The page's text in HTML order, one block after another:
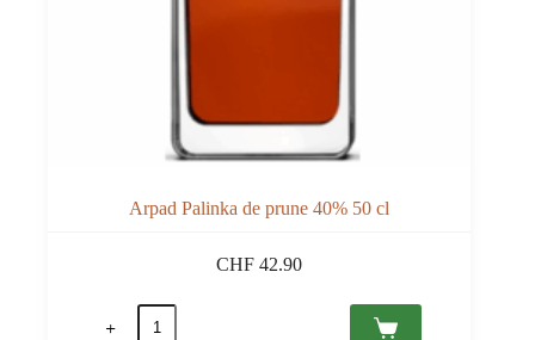
Arpad Palinka de prune 40% 50 cl
CHF 42.90
quantité